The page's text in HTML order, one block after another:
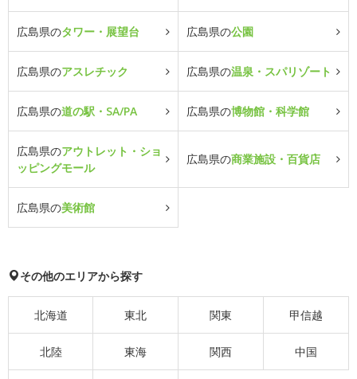
広島県のタワー・展望台 広島県の公園
広島県のアスレチック 広島県の温泉・スパリゾート
広島県の道の駅・SA/PA 広島県の博物館・科学館
広島県のアウトレット・ショ
ッピングモール
広島県の商業施設・百貨店
広島県の美術館
その他のエリアから探す
北海道 東北 関東 甲信越
北陸 東海 関西 中国